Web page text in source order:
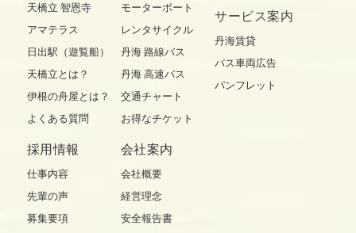
天橋立 智恩寺
アマテラス
日出駅（遊覧船）
天橋立とは？
伊根の舟屋とは？
よくある質問
モーターボート
レンタサイクル
丹海 路線バス
丹海 高速バス
交通チャート
お得なチケット
サービス案内
丹海賃貸
バス車両広告
パンフレット
採用情報
仕事内容
先輩の声
募集要項
会社案内
会社概要
経営理念
安全報告書